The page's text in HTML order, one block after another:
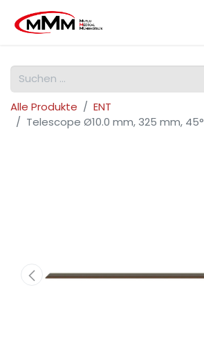
Alle Produkte
ENT
Telescope Ø10.0 mm, 325 mm, 45°